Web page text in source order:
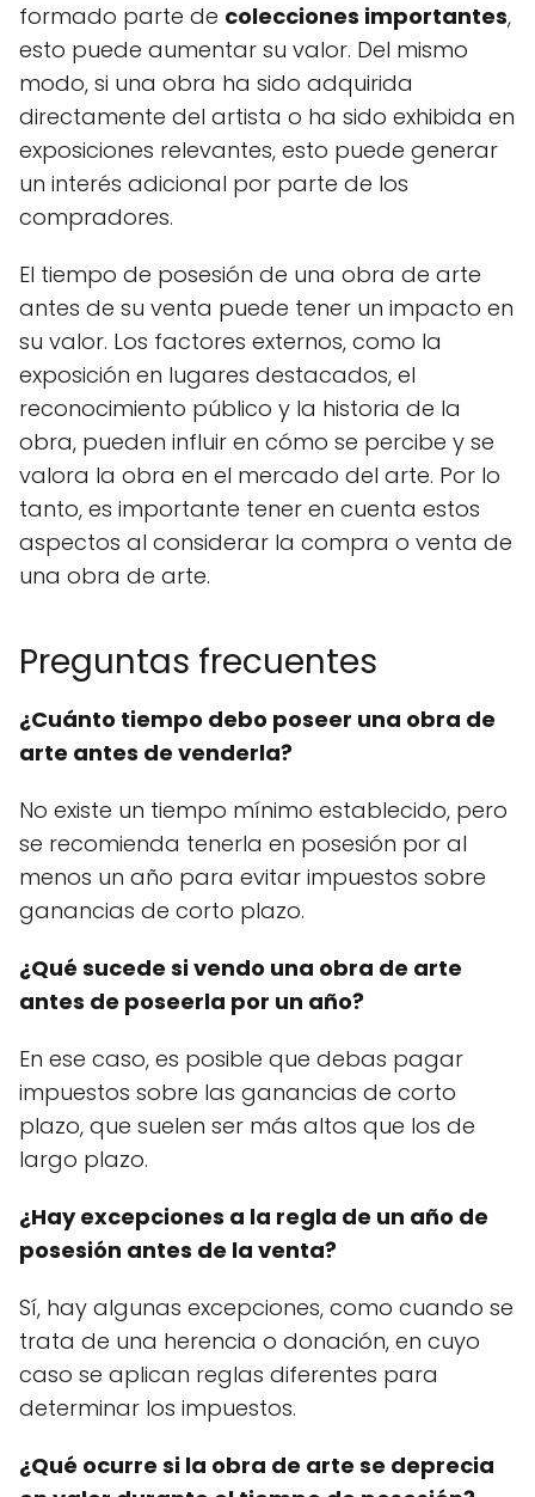
formado parte de colecciones importantes,
esto puede aumentar su valor. Del mismo
modo, si una obra ha sido adquirida
directamente del artista o ha sido exhibida en
exposiciones relevantes, esto puede generar
un interés adicional por parte de los
compradores.
El tiempo de posesión de una obra de arte
antes de su venta puede tener un impacto en
su valor. Los factores externos, como la
exposición en lugares destacados, el
reconocimiento público y la historia de la
obra, pueden influir en cómo se percibe y se
valora la obra en el mercado del arte. Por lo
tanto, es importante tener en cuenta estos
aspectos al considerar la compra o venta de
una obra de arte.
Preguntas frecuentes
¿Cuánto tiempo debo poseer una obra de
arte antes de venderla?
No existe un tiempo mínimo establecido, pero
se recomienda tenerla en posesión por al
menos un año para evitar impuestos sobre
ganancias de corto plazo.
¿Qué sucede si vendo una obra de arte
antes de poseerla por un año?
En ese caso, es posible que debas pagar
impuestos sobre las ganancias de corto
plazo, que suelen ser más altos que los de
largo plazo.
¿Hay excepciones a la regla de un año de
posesión antes de la venta?
Sí, hay algunas excepciones, como cuando se
trata de una herencia o donación, en cuyo
caso se aplican reglas diferentes para
determinar los impuestos.
¿Qué ocurre si la obra de arte se deprecia